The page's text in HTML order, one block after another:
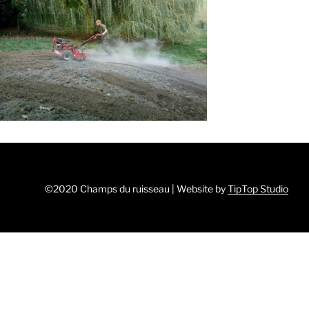
©2020 Champs du ruisseau | Website byTipTop Studio